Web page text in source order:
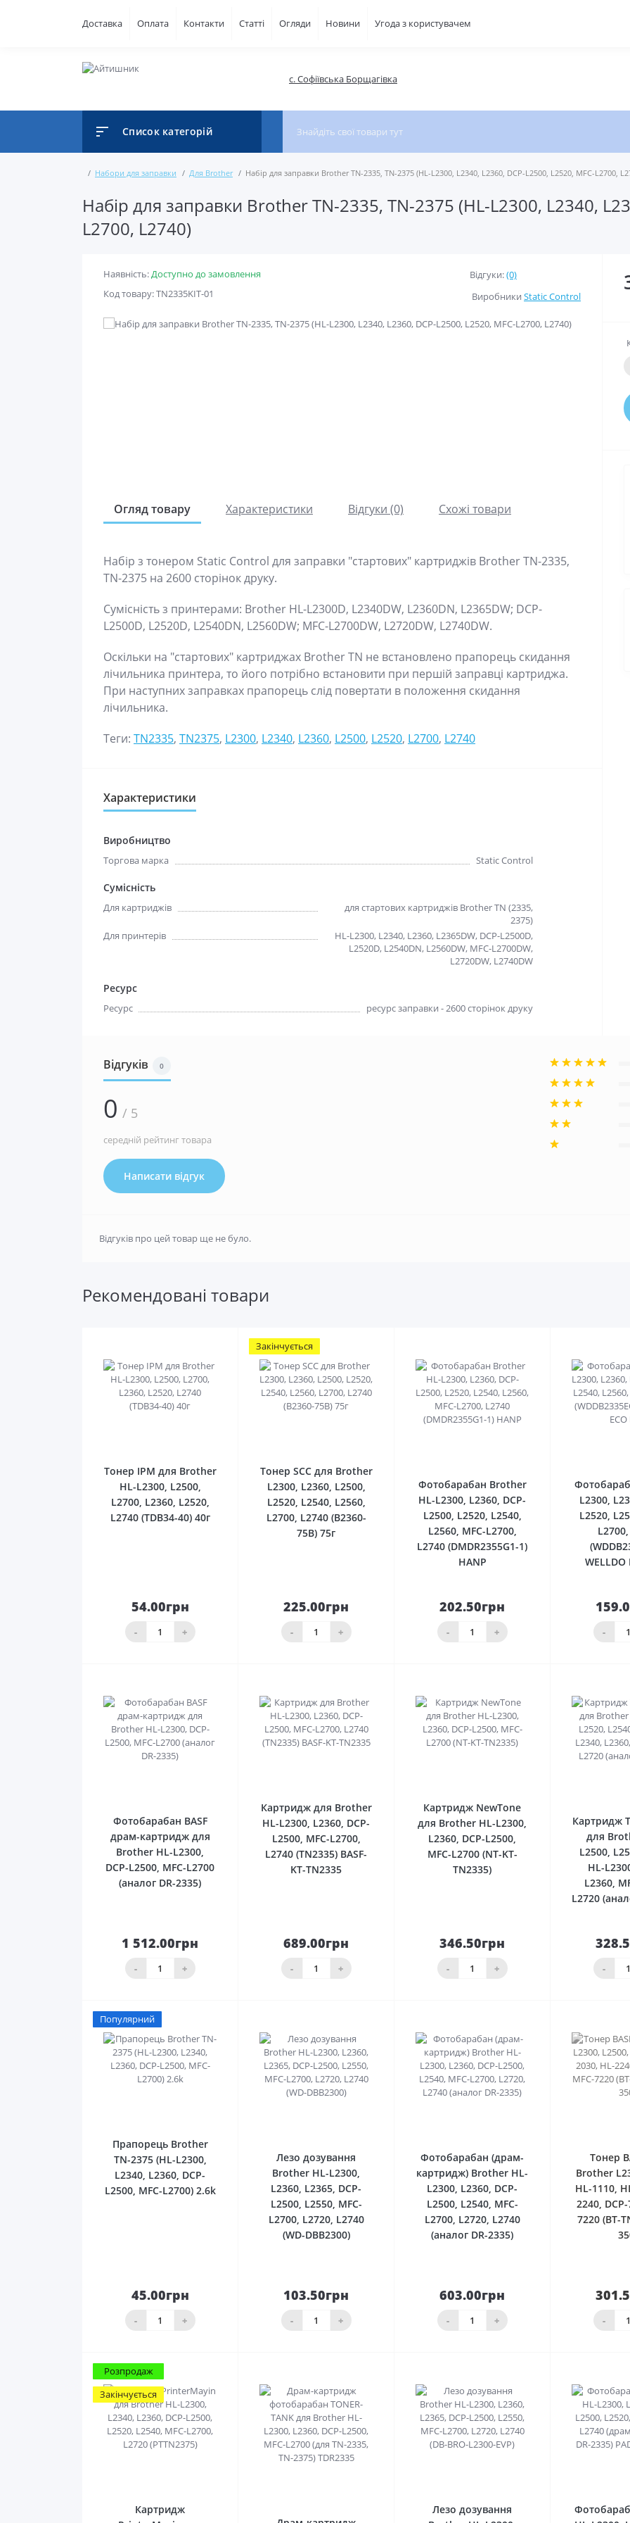
Доставка Оплата Контакти Статті Огляди Новини Угода з користувачем
с. Софіївська Борщагівка
Список категорій
Набори для заправки Для Brother Набір для заправки Brother TN-2335, TN-2375 (HL-L2300, L2340, L2360, DCP-L2500, L2520, MFC-L2700,
Набір для заправки Brother TN-2335, TN-2375 (HL-L2300, L2340,
L2700, L2740)
Наявність:Доступно до замовлення
Код товару: TN2335KIT-01
Відгуки:(0)
Виробники Static Control
Огляд товару Характеристики Відгуки (0) Схожі товари
Набір з тонером Static Control для заправки "стартових" картриджів Brother TN-2335,
TN-2375 на 2600 сторінок друку.
Сумісність з принтерами: Brother HL-L2300D, L2340DW, L2360DN, L2365DW; DCP-
L2500D, L2520D, L2540DN, L2560DW; MFC-L2700DW, L2720DW, L2740DW.
Оскільки на "стартових" картриджах Brother TN не встановлено прапорець скидання
лічильника принтера, то його потрібно встановити при першій заправці картриджа.
При наступних заправках прапорець слід повертати в положення скидання
лічильника.
Теги: TN2335, TN2375, L2300, L2340, L2360, L2500, L2520, L2700, L2740
Характеристики
Виробництво
Торгова марка Static Control
Сумісність
Для картриджів
для стартових картриджів Brother TN (2335,
2375)
Для принтерів
HL-L2300, L2340, L2360, L2365DW, DCP-L2500D,
L2520D, L2540DN, L2560DW, MFC-L2700DW,
L2720DW, L2740DW
Ресурс
Ресурс ресурс заправки - 2600 сторінок друку
Відгуків 0
0 / 5
середній рейтинг товара
Написати відгук
Відгуків про цей товар ще не було.
Рекомендовані товари
Тонер IPM для Brother
HL-L2300, L2500,
L2700, L2360, L2520,
L2740 (TDB34-40) 40г
54.00грн
- +
кошика
Закінчується
Тонер SCC для Brother
L2300, L2360, L2500,
L2520, L2540, L2560,
L2700, L2740 (B2360-
75B) 75г
225.00грн
- +
До
кошика
Фотобарабан Brother
HL-L2300, L2360, DCP-
L2500, L2520, L2540,
L2560, MFC-L2700,
L2740 (DMDR2355G1-1)
HANP
202.50грн
- +
До
кошика
L2300,
L2520,
WELLDO
-
Фотобарабан BASF
драм-картридж для
Brother HL-L2300,
DCP-L2500, MFC-L2700
(аналог DR-2335)
1 512.00грн
- +
До
кошика
Картридж для Brother
HL-L2300, L2360, DCP-
L2500, MFC-L2700,
L2740 (TN2335) BASF-
KT-TN2335
689.00грн
- +
До
кошика
Картридж NewTone
для Brother HL-L2300,
L2360, DCP-L2500,
MFC-L2700 (NT-KT-
TN2335)
346.50грн
- +
До
кошика
Картридж
для
L2500,
HL-
L2360,
L2720
-
Популярний
Прапорець Brother
TN-2375 (HL-L2300,
L2340, L2360, DCP-
L2500, MFC-L2700) 2.6k
45.00грн
- +
кошика
Лезо дозування
Brother HL-L2300,
L2360, L2365, DCP-
L2500, L2550, MFC-
L2700, L2720, L2740
(WD-DBB2300)
103.50грн
- +
До
кошика
Фотобарабан (драм-
картридж) Brother HL-
L2300, L2360, DCP-
L2500, L2540, MFC-
L2700, L2720, L2740
(аналог DR-2335)
603.00грн
- +
До
кошика
Тонер
Brother
HL-1110,
2240,
7220 (BT-
-
товар
Розпродаж
Закінчується
Картридж
Лезо дозування